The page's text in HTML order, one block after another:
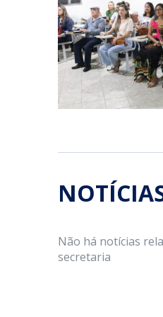
Não há notícias
secretaria